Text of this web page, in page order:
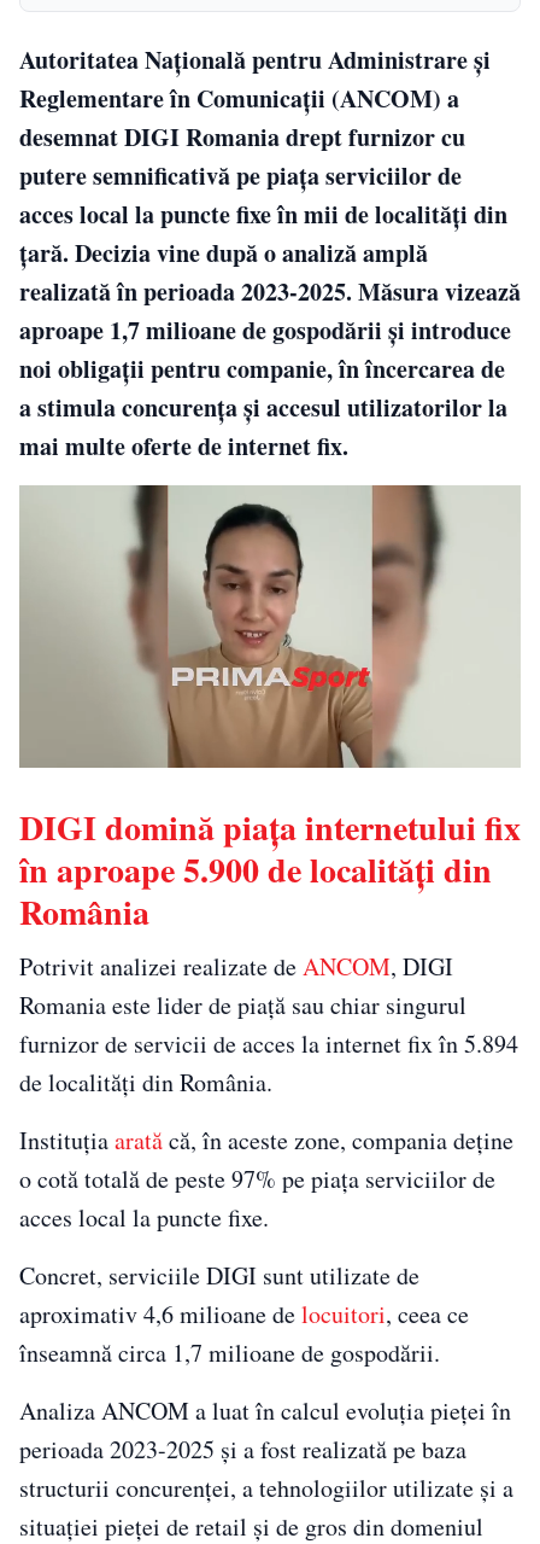
Autoritatea Națională pentru Administrare și
Reglementare în Comunicații (ANCOM) a
desemnat DIGI Romania drept furnizor cu
putere semnificativă pe piața serviciilor de
acces local la puncte fixe în mii de localități din
țară. Decizia vine după o analiză amplă
realizată în perioada 2023-2025. Măsura vizează
aproape 1,7 milioane de gospodării și introduce
noi obligații pentru companie, în încercarea de
a stimula concurența și accesul utilizatorilor la
mai multe oferte de internet fix.
DIGI domină piața internetului fix
în aproape 5.900 de localități din
România
Potrivit analizei realizate deANCOM, DIGI
Romania este lider de piață sau chiar singurul
furnizor de servicii de acces la internet fix în 5.894
de localități din România.
Instituțiaaratăcă, în aceste zone, compania deține
o cotă totală de peste 97% pe piața serviciilor de
acces local la puncte fixe.
Concret, serviciile DIGI sunt utilizate de
aproximativ 4,6 milioane delocuitori, ceea ce
înseamnă circa 1,7 milioane de gospodării.
Analiza ANCOM a luat în calcul evoluția pieței în
perioada 2023-2025 și a fost realizată pe baza
structurii concurenței, a tehnologiilor utilizate și a
situației pieței de retail și de gros din domeniul